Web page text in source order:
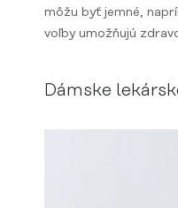
môžu byť jemné,
voľby umožňujú
Dámske